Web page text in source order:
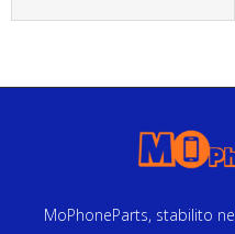
MoPhoneParts, stabilito